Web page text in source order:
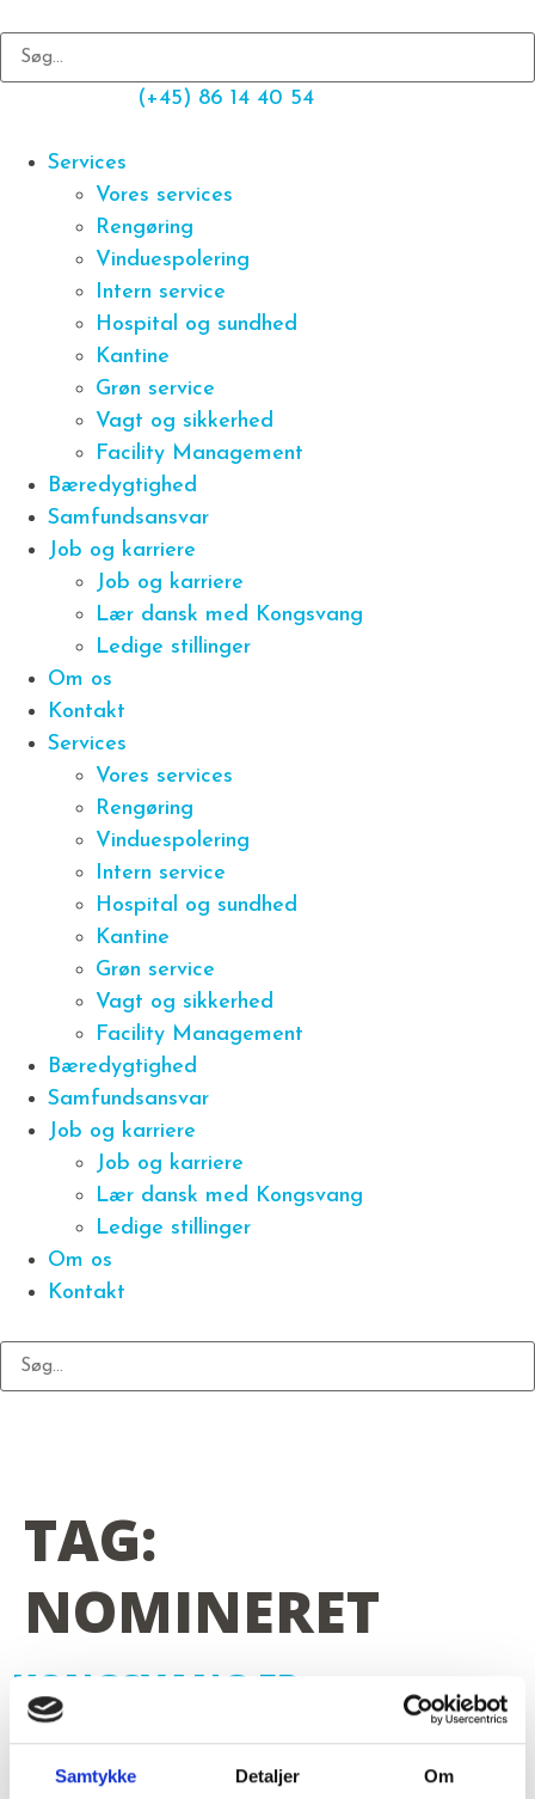
Samtykke Detaljer Om
(+45) 86 14 40 54
Services
Vores services
Rengøring
Vinduespolering
Intern service
Hospital og sundhed
Kantine
Grøn service
Vagt og sikkerhed
Facility Management
Bæredygtighed
Samfundsansvar
Job og karriere
Job og karriere
Lær dansk med Kongsvang
Ledige stillinger
Om os
Kontakt
Services
Vores services
Rengøring
Vinduespolering
Intern service
Hospital og sundhed
Kantine
Grøn service
Vagt og sikkerhed
Facility Management
Bæredygtighed
Samfundsansvar
Job og karriere
Job og karriere
Lær dansk med Kongsvang
Ledige stillinger
Om os
Kontakt
TAG:
NOMINERET
KONGSVANG ER
NOMINERET TIL ÅRETS
EJERLEDER 2025!